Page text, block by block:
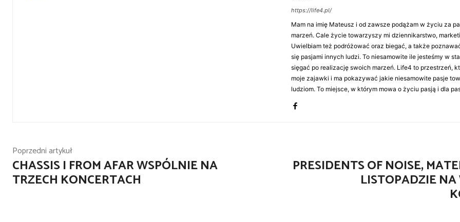
https://life4.pl/
Mam na imię Mateusz i od zawsze podążam w życiu za
marzeń. Cale życie towarzyszy mi dziennikarstwo,
Uwielbiam też podróżować oraz biegać, a także
się pasjami innych ludzi. To niesamowite ile jesteśmy w
sięgać po realizację swoich marzeń. Life4 to przestrzeń,
moje zajawki i ma pokazywać jakie niesamowite pasje
ludziom. To miejsce, w którym mowa o życiu pasją i dla
Poprzedni artykuł
CHASSIS I FROM AFAR WSPÓLNIE NA
TRZECH KONCERTACH
PRESIDENTS OF NOISE,
LISTOPADZIE